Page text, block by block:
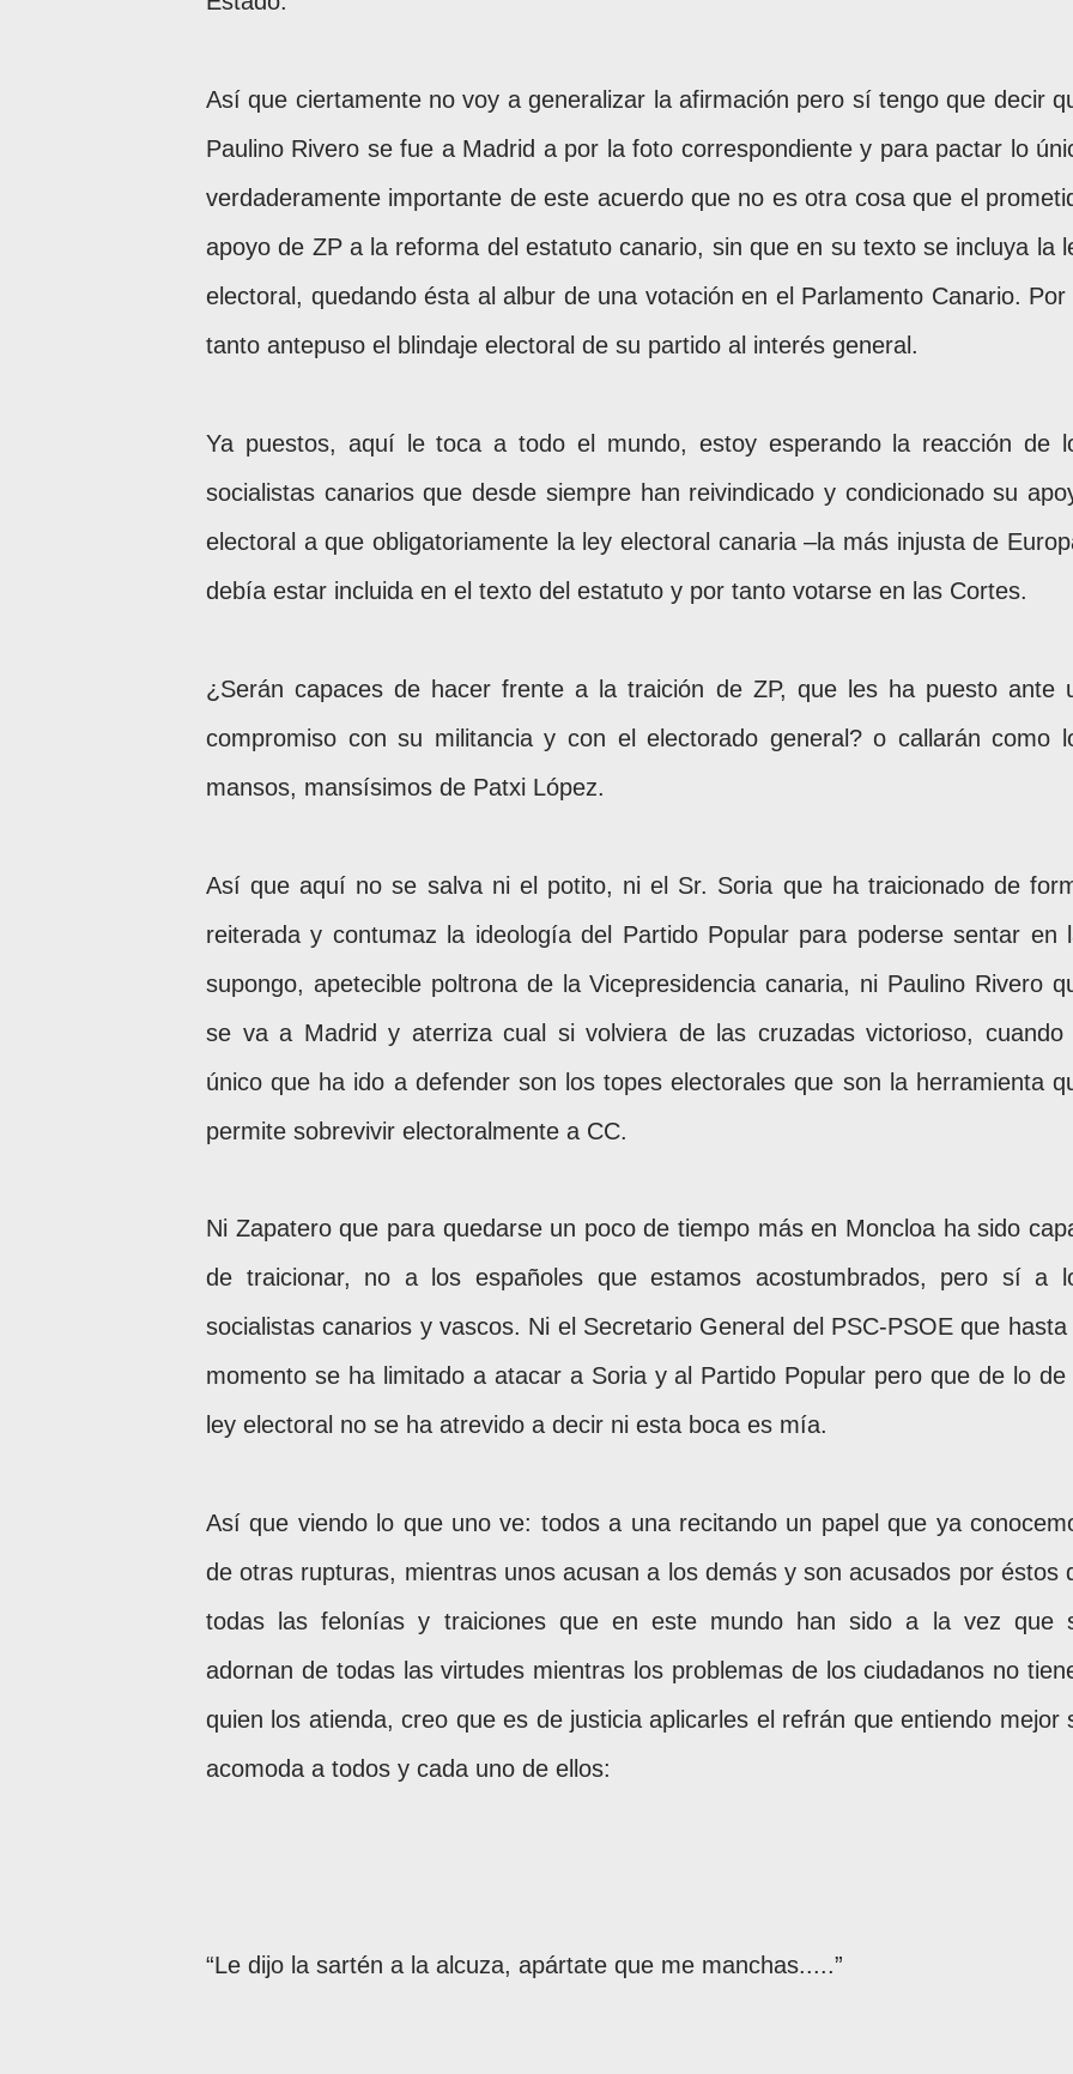
Así que ciertamente no voy a generalizar la afirmación pero sí tengo que decir
Paulino Rivero se fue a Madrid a por la foto correspondiente y para pactar lo
verdaderamente importante de este acuerdo que no es otra cosa que el
apoyo de ZP a la reforma del estatuto canario, sin que en su texto se incluya la
electoral, quedando ésta al albur de una votación en el Parlamento Canario. Por
tanto antepuso el blindaje electoral de su partido al interés general.
Ya puestos, aquí le toca a todo el mundo, estoy esperando la reacción de
socialistas canarios que desde siempre han reivindicado y condicionado su
electoral a que obligatoriamente la ley electoral canaria –la más injusta de
debía estar incluida en el texto del estatuto y por tanto votarse en las Cortes.
¿Serán capaces de hacer frente a la traición de ZP, que les ha puesto ante
compromiso con su militancia y con el electorado general? o callarán como
mansos, mansísimos de Patxi López.
Así que aquí no se salva ni el potito, ni el Sr. Soria que ha traicionado de
reiterada y contumaz la ideología del Partido Popular para poderse sentar en
supongo, apetecible poltrona de la Vicepresidencia canaria, ni Paulino Rivero
se va a Madrid y aterriza cual si volviera de las cruzadas victorioso, cuando
único que ha ido a defender son los topes electorales que son la herramienta
permite sobrevivir electoralmente a CC.
Ni Zapatero que para quedarse un poco de tiempo más en Moncloa ha sido
de traicionar, no a los españoles que estamos acostumbrados, pero sí a
socialistas canarios y vascos. Ni el Secretario General del PSC-PSOE que hasta
momento se ha limitado a atacar a Soria y al Partido Popular pero que de lo de
ley electoral no se ha atrevido a decir ni esta boca es mía.
Así que viendo lo que uno ve: todos a una recitando un papel que ya
de otras rupturas, mientras unos acusan a los demás y son acusados por éstos
todas las felonías y traiciones que en este mundo han sido a la vez que
adornan de todas las virtudes mientras los problemas de los ciudadanos no
quien los atienda, creo que es de justicia aplicarles el refrán que entiendo mejor
acomoda a todos y cada uno de ellos:
“Le dijo la sartén a la alcuza, apártate que me manchas.....”